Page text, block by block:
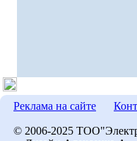
Реклама на сайте
© 2006-2025